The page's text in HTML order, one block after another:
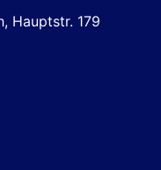
Hauptstr. 179